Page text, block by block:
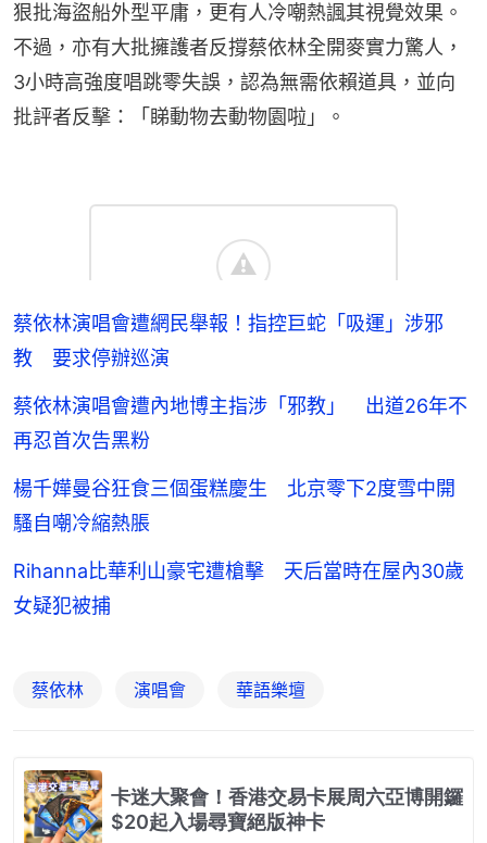
狠批海盜船外型平庸，更有人冷嘲熱諷其視覺效果。
不過，亦有大批擁護者反撐蔡依林全開麥實力驚人，
3小時高強度唱跳零失誤，認為無需依賴道具，並向
批評者反擊：「睇動物去動物園啦」。
蔡依林演唱會遭網民舉報！指控巨蛇「吸運」涉邪
教 要求停辦巡演
蔡依林演唱會遭內地博主指涉「邪教」 出道26年不
再忍首次告黑粉
楊千嬅曼谷狂食三個蛋糕慶生 北京零下2度雪中開
騷自嘲冷縮熱脹
Rihanna比華利山豪宅遭槍擊 天后當時在屋內30歲
女疑犯被捕
蔡依林 演唱會 華語樂壇